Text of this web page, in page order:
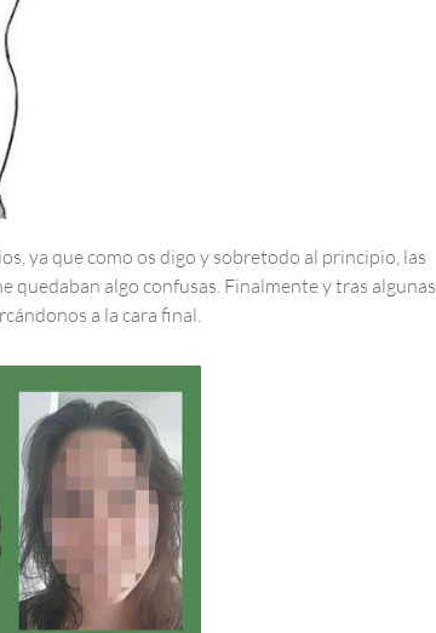
ya que como os digo y sobretodo al principio, las
quedaban algo confusas. Finalmente y tras algunas
a la cara final.